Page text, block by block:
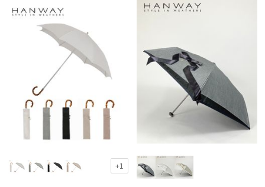
HIROKO KOSHINO
ヒロコ コシノ
LANVIN COLLECTION
ランバン コレクション
LANVIN en Bleu
MACKINTOSH PHILOSOPHY
マッキントッシュ フィロソフィー
MAGICAL TECH
マジカルテック
ル
N
+1
ル
料
N